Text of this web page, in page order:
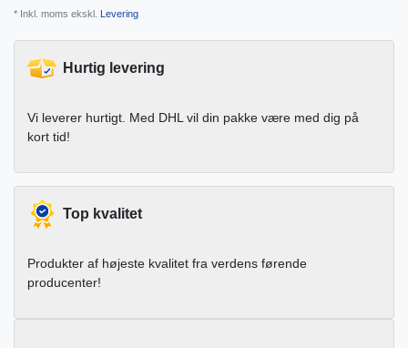
* Inkl. moms ekskl. Levering
Hurtig levering
Vi leverer hurtigt. Med DHL vil din pakke være med dig på
kort tid!
Top kvalitet
Produkter af højeste kvalitet fra verdens førende
producenter!